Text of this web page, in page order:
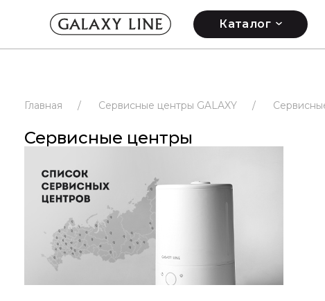
Каталог
Главная / Сервисные центры GALAXY /
Сервисные центры